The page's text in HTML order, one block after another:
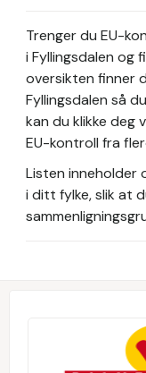
Trenger du EU-
i Fyllingsdalen og
oversikten finner
Fyllingsdalen så
kan du klikke deg
EU-kontroll fra
Listen inneholder
i ditt fylke, slik at